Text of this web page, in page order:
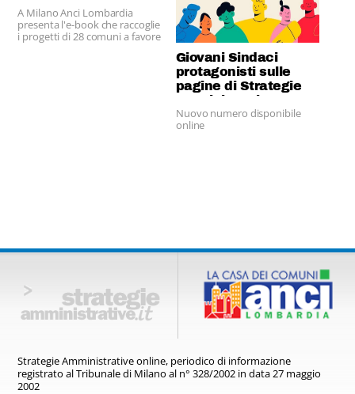
A Milano Anci Lombardia
presenta l'e-book che raccoglie
i progetti di 28 comuni a favore
Giovani Sindaci
protagonisti sulle
pagine di Strategie
Amministrative
Nuovo numero disponibile
online
Strategie Amministrative online, periodico di informazione
registratoal Tribunale di Milano al n° 328/2002 in data 27 maggio
2002